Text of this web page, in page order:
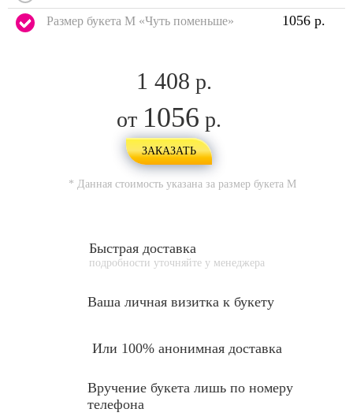
Размер букета M «Чуть поменьше» 1056 р.
1 408 р.
от 1056 р.
ЗАКАЗАТЬ
* Данная стоимость указана за размер букета M
Быстрая доставка
подробности уточняйте у менеджера
Ваша личная визитка к букету
Или 100% анонимная доставка
Вручение букета лишь по номеру
телефона